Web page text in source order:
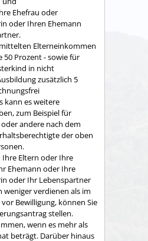
Ehefrau oder
oder Ihren Ehemann
Elterneinkommen
50 Prozent - sowie für
in nicht
zusätzlich 5
kann es weitere
zum Beispiel für
andere nach dem
der oben
Ihre Eltern oder Ihre
Ehemann oder Ihre
oder Ihr Lebenspartner
weniger verdienen als im
Bewilligung, können Sie
stellen.
wenn es mehr als
beträgt. Darüber hinaus